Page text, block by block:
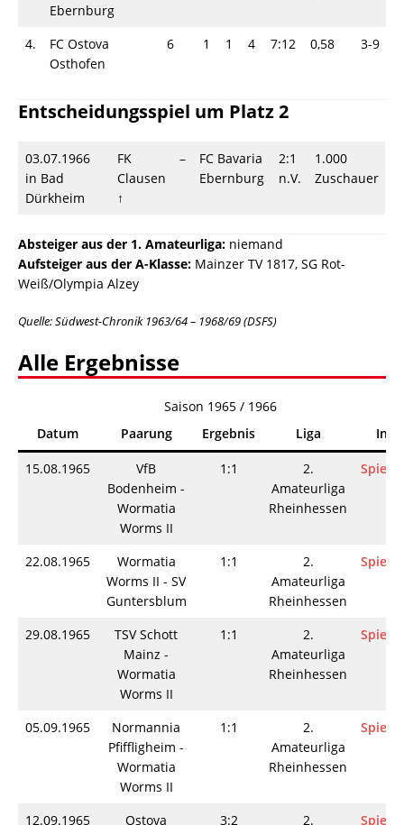
Ebernburg
4.
FC Ostova
Osthofen
6 1 1 4 7:12 0,58 3-9
Entscheidungsspiel um Platz 2
03.07.1966
in Bad
Dürkheim
FK
Clausen
↑
–
FC Bavaria
Ebernburg
2:1
n.V.
1.000
Zuschauer
Absteiger aus der 1. Amateurliga: niemand
Aufsteiger aus der A-Klasse: Mainzer TV 1817, SG Rot-
Weiß/Olympia Alzey
Quelle:Südwest-Chronik 1963/64 – 1968/69 (DSFS)
Alle Ergebnisse
Saison 1965 / 1966
Datum
Paarung Ergebnis Liga Info
15.08.1965
VfB
Bodenheim -
Wormatia
Worms II
1:1
2.
Amateurliga
Rheinhessen
22.08.1965
Wormatia
Worms II - SV
Guntersblum
1:1
2.
Amateurliga
Rheinhessen
29.08.1965
TSV Schott
Mainz -
Wormatia
Worms II
1:1
2.
Amateurliga
Rheinhessen
05.09.1965
Normannia
Pfiffligheim -
Wormatia
Worms II
1:1
2.
Amateurliga
Rheinhessen
12.09.1965 Ostova 3:2 2.